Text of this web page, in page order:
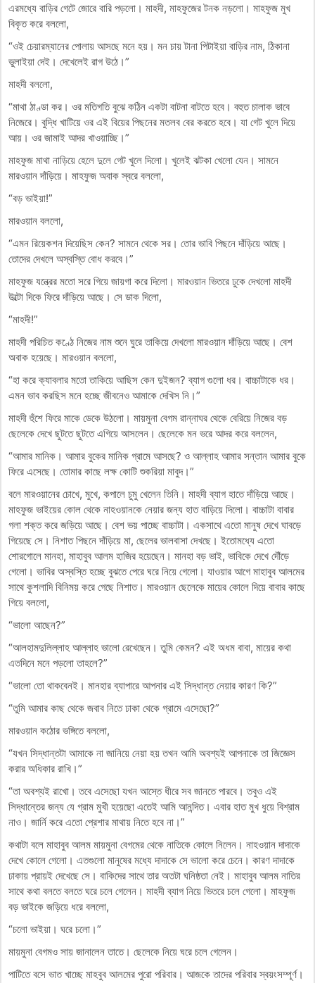
এরমধ্যে বাড়ির গেটে জোরে বারি পড়লো। মাহদী, মাহফুজের টনক নড়লো। মাহফুজ মুখ
বিকৃত করে বললো,
“ওই চেয়ারম্যানের পোলায় আসছে মনে হয়। মন চায় টানা পিটাইয়া বাড়ির নাম, ঠিকানা
ভুলাইয়া দেই। দেখেলেই রাগ উঠে।”
মাহদী বললো,
“মাথা ঠাণ্ডা কর। ওর মতিগতি বুঝে কঠিন একটা বাটনা বাটতে হবে। বহুত চালাক ভাবে
নিজেরে। বুদ্ধি খাটিয়ে ওর এই বিয়ের পিছনের মতলব বের করতে হবে। যা গেট খুলে দিয়ে
আয়। ওর জামাই আদর খাওয়াচ্ছি।”
মাহফুজ মাথা নাড়িয়ে হেলে দুলে গেট খুলে দিলো। খুলেই ঝটকা খেলো যেন। সামনে
মারওয়ান দাঁড়িয়ে। মাহফুজ অবাক স্বরে বললো,
“বড় ভাইয়া!”
মারওয়ান বললো,
“এমন রিয়েকশন দিয়েছিস কেন? সামনে থেকে সর। তোর ভাবি পিছনে দাঁড়িয়ে আছে।
তোদের দেখলে অস্বস্তি বোধ করবে।”
মাহফুজ যন্ত্রের মতো সরে গিয়ে জায়গা করে দিলো। মারওয়ান ভিতরে ঢুকে দেখলো মাহদী
উল্টো দিকে ফিরে দাঁড়িয়ে আছে। সে ডাক দিলো,
“মাহদী!”
মাহদী পরিচিত কণ্ঠে নিজের নাম শুনে ঘুরে তাকিয়ে দেখলো মারওয়ান দাঁড়িয়ে আছে। বেশ
অবাক হয়েছে। মারওয়ান বললো,
“হা করে ক্যাবলার মতো তাকিয়ে আছিস কেন দুইজন? ব্যাগ গুলো ধর। বাচ্চাটাকে ধর।
এমন ভাব করছিস মনে হচ্ছে জীবনেও আমাকে দেখিস নি।”
মাহদী হুঁশে ফিরে মাকে ডেকে উঠলো। মায়মুনা বেগম রান্নাঘর থেকে বেরিয়ে নিজের বড়
ছেলেকে দেখে ছুটতে ছুটতে এগিয়ে আসলেন। ছেলেকে মন ভরে আদর করে বললেন,
“আমার মানিক। আমার বুকের মানিক গ্রামে আসছে? ও আল্লাহ আমার সন্তান আমার বুকে
ফিরে এসেছে। তোমার কাছে লক্ষ কোটি শুকরিয়া মাবুদ।”
বলে মারওয়ানের চোখে, মুখে, কপালে চুমু খেলেন তিনি। মাহদী ব্যাগ হাতে দাঁড়িয়ে আছে।
মাহফুজ ভাইয়ের কোল থেকে নাহওয়ানকে নেয়ার জন্য হাত বাড়িয়ে দিলো। বাচ্চাটা বাবার
গলা শক্ত করে জড়িয়ে আছে। বেশ ভয় পাচ্ছে বাচ্চাটা। একসাথে এতো মানুষ দেখে ঘাবড়ে
গিয়েছে সে। নিশাত পিছনে দাঁড়িয়ে মা, ছেলের ভালবাসা দেখছে। ইতোমধ্যে এতো
শোরগোলে মানহা, মাহাবুব আলম হাজির হয়েছেন। মানহা বড় ভাই, ভাবিকে দেখে দৌঁড়ে
গেলো। ভাবির অস্বস্তি হচ্ছে বুঝতে পেরে ঘরে নিয়ে গেলো। যাওয়ার আগে মাহাবুব আলমের
সাথে কুশলাদি বিনিময় করে গেছে নিশাত। মারওয়ান ছেলেকে মায়ের কোলে দিয়ে বাবার কাছে
গিয়ে বললো,
“ভালো আছেন?”
“আলহামদুলিল্লাহ আল্লাহ ভালো রেখেছেন। তুমি কেমন? এই অধম বাবা, মায়ের কথা
এতদিনে মনে পড়লো তাহলে?”
“ভালো তো থাকবেনই। মানহার ব্যাপারে আপনার এই সিদ্ধান্ত নেয়ার কারণ কি?”
“তুমি আমার কাছ থেকে জবাব নিতে ঢাকা থেকে গ্রামে এসেছো?”
মারওয়ান কঠোর ভঙ্গিতে বললো,
“যখন সিদ্ধান্তটা আমাকে না জানিয়ে নেয়া হয় তখন আমি অবশ্যই আপনাকে তা জিজ্ঞেস
করার অধিকার রাখি।”
“তা অবশ্যই রাখো। তবে এসেছো যখন আস্তে ধীরে সব জানতে পারবে। তবুও এই
সিদ্ধান্তের জন্য যে গ্রাম মুখী হয়েছো এতেই আমি আনন্দিত। এবার হাত মুখ ধুয়ে বিশ্রাম
নাও। জার্নি করে এতো প্রেশার মাথায় নিতে হবে না।”
কথাটা বলে মাহাবুব আলম মায়মুনা বেগমের থেকে নাতিকে কোলে নিলেন। নাহওয়ান দাদাকে
দেখে কোলে গেলো। এতগুলো মানুষের মধ্যে দাদাকে সে ভালো করে চেনে। কারণ দাদাকে
ঢাকায় প্রায়ই দেখেছে সে। বাকিদের সাথে তার অতটা ঘনিষ্ঠতা নেই। মাহাবুব আলম নাতির
সাথে কথা বলতে বলতে ঘরে চলে গেলেন। মাহদী ব্যাগ নিয়ে ভিতরে চলে গেলো। মাহফুজ
বড় ভাইকে জড়িয়ে ধরে বললো,
“চলো ভাইয়া। ঘরে চলো।”
মায়মুনা বেগমও সায় জানালেন তাতে। ছেলেকে নিয়ে ঘরে চলে গেলেন।
পাটিতে বসে ভাত খাচ্ছে মাহবুব আলমের পুরো পরিবার। আজকে তাদের পরিবার স্বয়ংসম্পূর্ণ।